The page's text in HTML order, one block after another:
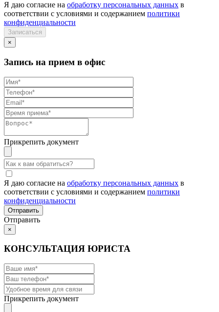
Я даю согласие на обработку персональных данных в
соответствии с условиями и содержанием политики
конфиденциальности
×
Запись на прием в офис
Прикрепить документ
Я даю согласие на обработку персональных данных в
соответствии с условиями и содержанием политики
конфиденциальности
Отправить
×
КОНСУЛЬТАЦИЯ ЮРИСТА
Прикрепить документ